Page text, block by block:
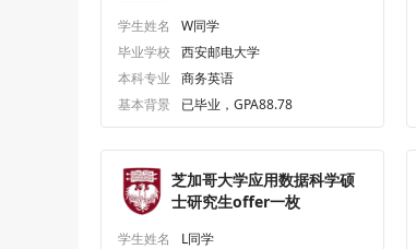
学生姓名
W同学
毕业学校
西安邮电大学
本科专业
商务英语
基本背景
已毕业，GPA88.78
芝加哥大学应用数据科学硕
士研究生offer一枚
学生姓名
L同学